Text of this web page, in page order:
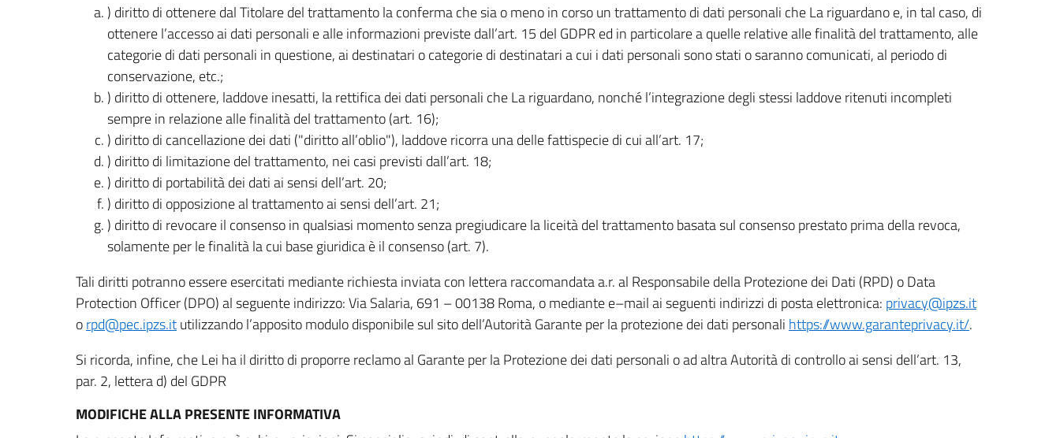
) diritto di ottenere dal Titolare del trattamento la conferma che sia o meno in corso un trattamento di dati personali che La riguardano e, in tal caso, di
ottenere l’accesso ai dati personali e alle informazioni previste dall’art. 15 del GDPR ed in particolare a quelle relative alle finalità del trattamento, alle
categorie di dati personali in questione, ai destinatari o categorie di destinatari a cui i dati personali sono stati o saranno comunicati, al periodo di
conservazione, etc.;
) diritto di ottenere, laddove inesatti, la rettifica dei dati personali che La riguardano, nonché l’integrazione degli stessi laddove ritenuti incompleti
sempre in relazione alle finalità del trattamento (art. 16);
) diritto di cancellazione dei dati ("diritto all’oblio"), laddove ricorra una delle fattispecie di cui all’art. 17;
) diritto di limitazione del trattamento, nei casi previsti dall’art. 18;
) diritto di portabilità dei dati ai sensi dell’art. 20;
) diritto di opposizione al trattamento ai sensi dell’art. 21;
) diritto di revocare il consenso in qualsiasi momento senza pregiudicare la liceità del trattamento basata sul consenso prestato prima della revoca,
solamente per le finalità la cui base giuridica è il consenso (art. 7).
Tali diritti potranno essere esercitati mediante richiesta inviata con lettera raccomandata a.r. al Responsabile della Protezione dei Dati (RPD) o Data
Protection Officer (DPO) al seguente indirizzo: Via Salaria, 691 – 00138 Roma, o mediante e–mail ai seguenti indirizzi di posta elettronica: privacy@ipzs.it
orpd@pec.ipzs.itutilizzando l’apposito modulo disponibile sul sito dell’Autorità Garante per la protezione dei dati personali https://www.garanteprivacy.it/.
Si ricorda, infine, che Lei ha il diritto di proporre reclamo al Garante per la Protezione dei dati personali o ad altra Autorità di controllo ai sensi dell’art. 13,
par. 2, lettera d) del GDPR
MODIFICHE ALLA PRESENTE INFORMATIVA